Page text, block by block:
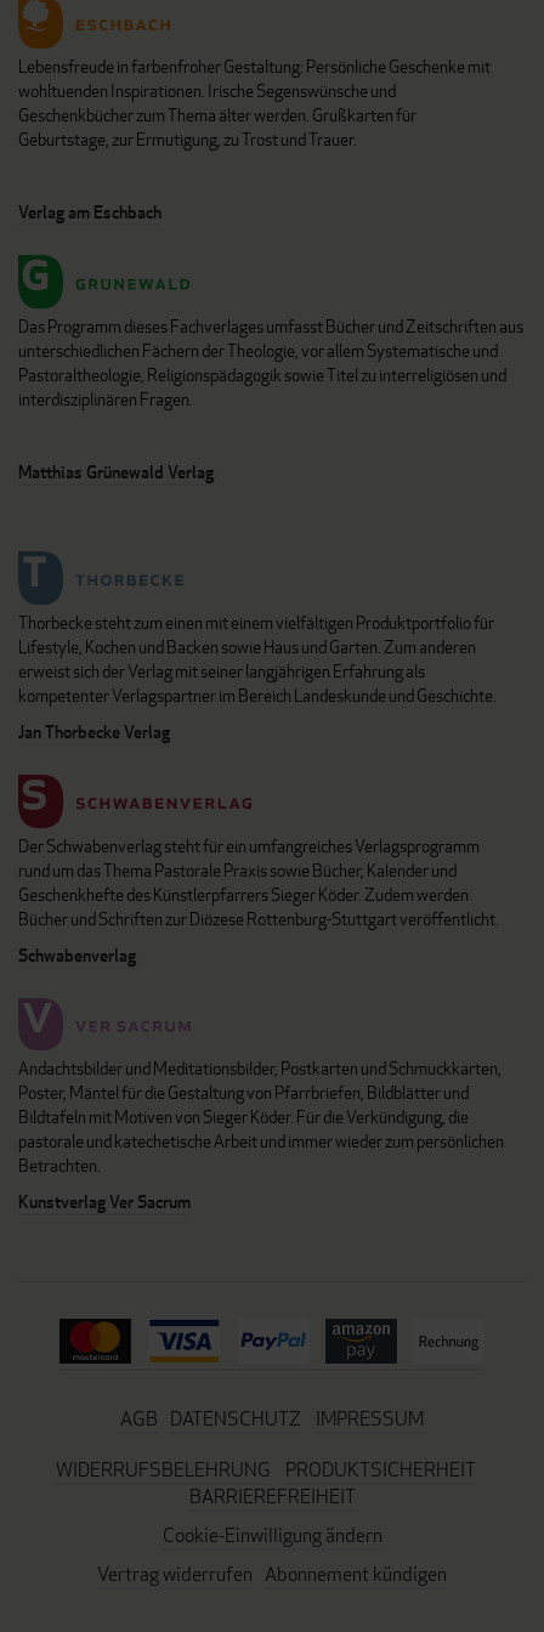
Lebensfreude in farbenfroher Gestaltung: Persönliche Geschenke mit
wohltuenden Inspirationen. Irische Segenswünsche und
Geschenkbücher zum Thema älter werden. Grußkarten für
Geburtstage, zur Ermutigung, zu Trost und Trauer.
Verlag am Eschbach
Das Programm dieses Fachverlages umfasst Bücher und Zeitschriften aus
unterschiedlichen Fächern der Theologie, vor allem Systematische und
Pastoraltheologie, Religionspädagogik sowie Titel zu interreligiösen und
interdisziplinären Fragen.
Matthias Grünewald Verlag
Thorbecke steht zum einen mit einem vielfältigen Produktportfolio für
Lifestyle, Kochen und Backen sowie Haus und Garten. Zum anderen
erweist sich der Verlag mit seiner langjährigen Erfahrung als
kompetenter Verlagspartner im Bereich Landeskunde und Geschichte.
Jan Thorbecke Verlag
Der Schwabenverlag steht für ein umfangreiches Verlagsprogramm
rund um das Thema Pastorale Praxis sowie Bücher, Kalender und
Geschenkhefte des Künstlerpfarrers Sieger Köder. Zudem werden
Bücher und Schriften zur Diözese Rottenburg-Stuttgart veröffentlicht.
Schwabenverlag
Andachtsbilder und Meditationsbilder, Postkarten und Schmuckkarten,
Poster, Mäntel für die Gestaltung von Pfarrbriefen, Bildblätter und
Bildtafeln mit Motiven von Sieger Köder. Für die Verkündigung, die
pastorale und katechetische Arbeit und immer wieder zum persönlichen
Betrachten.
Kunstverlag Ver Sacrum
AGB DATENSCHUTZ
IMPRESSUM
WIDERRUFSBELEHRUNG
PRODUKTSICHERHEIT
BARRIEREFREIHEIT
Cookie-Einwilligung ändern
Vertrag widerrufen Abonnement kündigen